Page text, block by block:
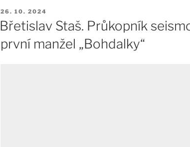
PUBLIKOVÁNO
26. 10. 2024
Břetislav Staš. Průkopník
první manžel „Bohdalky“